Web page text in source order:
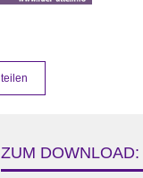
teilen
ZUM DOWNLOAD: